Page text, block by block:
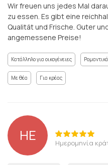
Wir freuen uns jedes Mal
zu essen. Es gibt eine
Qualität und Frische. Guter
angemessene Preise!
Κατάλληλο για οικογένειες
Με θέα Για κρέας
HE Ημερομηνία